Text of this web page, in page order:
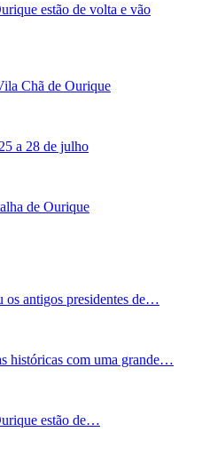
estão de volta e vão
Chã de Ourique
a 28 de julho
de Ourique
os antigos presidentes de…
históricas com uma grande…
estão de…